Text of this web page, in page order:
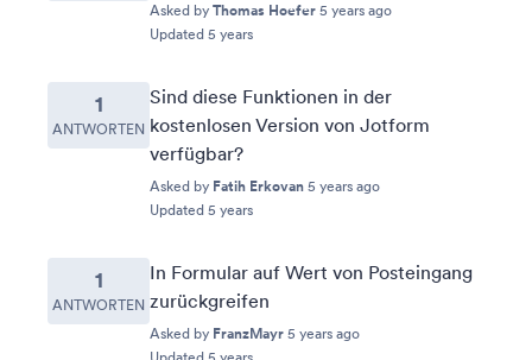
Asked by Thomas Hoefer 5 years ago
Updated 5 years
1
ANTWORTEN
Sind diese Funktionen in der
kostenlosen Version von Jotform
verfügbar?
Asked by Fatih Erkovan 5 years ago
Updated 5 years
1
ANTWORTEN
In Formular auf Wert von Posteingang
zurückgreifen
Asked by FranzMayr 5 years ago